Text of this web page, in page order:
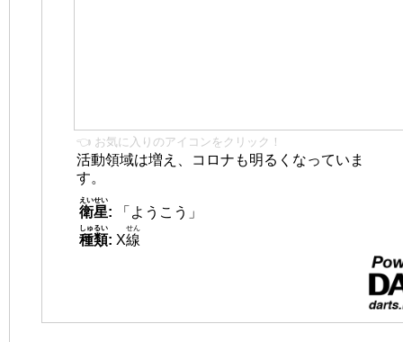
👈 お気に入りのアイコンをクリック！
活動領域は増え、コロナも明るくなっていま
す。
衛星
えいせい
:
「ようこう」
種類
しゅるい
: X線
せん